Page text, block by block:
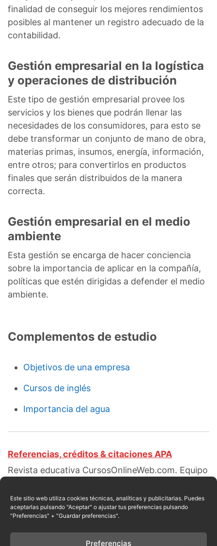
Este sitio web utiliza cookies técnicas, analíticas y publicitarias. Puedes
aceptarlas pulsando "Aceptar" o ajustar tus preferencias pulsando
"Preferencias" + "Guardar preferencias".
Preferencias
finalidad de conseguir los mejores rendimientos
posibles al mantener un registro adecuado de la
contabilidad.
Gestión empresarial en la logística
y operaciones de distribución
Este tipo de gestión empresarial provee los
servicios y los bienes que podrán llenar las
necesidades de los consumidores, para esto se
debe transformar un conjunto de mano de obra,
materias primas, insumos, energía, información,
entre otros; para convertirlos en productos
finales que serán distribuidos de la manera
correcta.
Gestión empresarial en el medio
ambiente
Esta gestión se encarga de hacer conciencia
sobre la importancia de aplicar en la compañía,
políticas que estén dirigidas a defender el medio
ambiente.
Complementos de estudio
Objetivos de una empresa
Cursos de inglés
Importancia del agua
Referencias, créditos & citaciones APA
Revista educativa CursosOnlineWeb.com. Equipo
gestión empresarial. Escrito por:Isabella G.
Ortiz. Obtenido en fecha 08, 2026, desde el sitio
https://cursosonlineweb.com/gestion-
empresarial.html